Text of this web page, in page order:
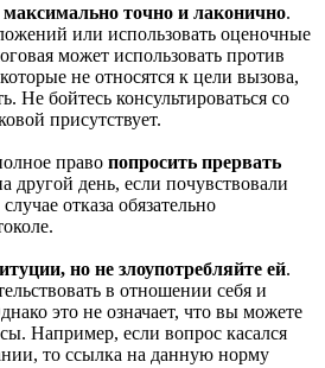
точно и лаконично.
или использовать оценочные
может использовать против
не относятся к цели вызова,
Не бойтесь консультироваться со
присутствует.
право попросить прервать
другой день, если почувствовали
отказа обязательно
но не злоупотребляйте ей.
в отношении себя и
это не означает, что вы можете
Например, если вопрос касался
то ссылка на данную норму